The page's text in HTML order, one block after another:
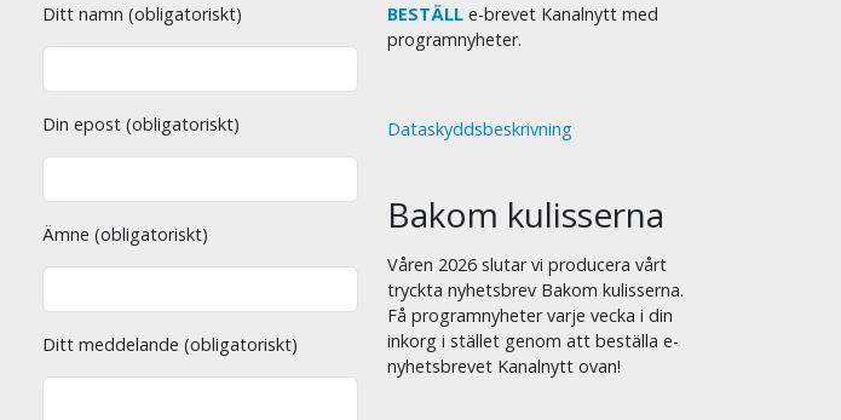
Ditt namn (obligatoriskt)
Din epost (obligatoriskt)
Ämne (obligatoriskt)
Ditt meddelande (obligatoriskt)
BESTÄLL e-brevet Kanalnytt med
programnyheter.
Dataskyddsbeskrivning
Bakom kulisserna
Våren 2026 slutar vi producera vårt
tryckta nyhetsbrev Bakom kulisserna.
Få programnyheter varje vecka i din
inkorg i stället genom att beställa e-
nyhetsbrevet Kanalnytt ovan!